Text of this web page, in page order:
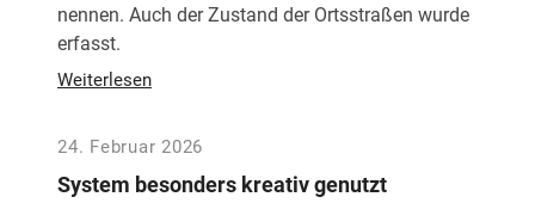
nennen. Auch der Zustand der Ortsstraßen wurde
erfasst.
Weiterlesen
24. Februar 2026
System besonders kreativ genutzt